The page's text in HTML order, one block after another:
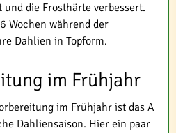
die Frosthärte verbessert.
Wochen während der
Dahlien in Topform.
im Frühjahr
im Frühjahr ist das A
Dahliensaison. Hier ein paar